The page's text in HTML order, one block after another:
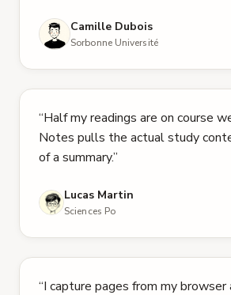
Camille Dubois
Sorbonne Université
5 étoiles sur 5
“Half my readings are on course
Notes pulls the actual study
of a summary.”
Lucas Martin
Sciences Po
5 étoiles sur 5
“I capture pages from my browser